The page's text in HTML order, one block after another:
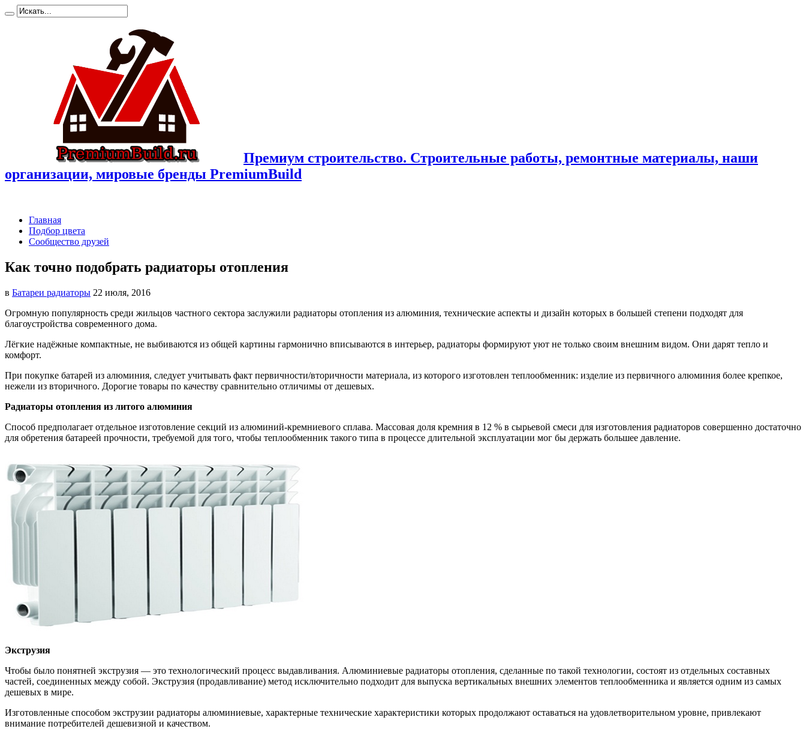
Премиум cтроительство. Cтроительные работы, ремонтные материалы, наши
организации, мировые бренды PremiumBuild
Главная
Подбор цвета
Сообщество друзей
Как точно подобрать радиаторы отопления
в Батареи радиаторы‎ 22 июля, 2016
Огромную популярность среди жильцов частного сектора заслужили радиаторы отопления из алюминия, технические аспекты и дизайн которых в большей степени подходят для
благоустройства современного дома.
Лёгкие надёжные компактные, не выбиваются из общей картины гармонично вписываются в интерьер, радиаторы формируют уют не только своим внешним видом. Они дарят тепло и
комфорт.
При покупке батарей из алюминия, следует учитывать факт первичности/вторичности материала, из которого изготовлен теплообменник: изделие из первичного алюминия более крепкое,
нежели из вторичного. Дорогие товары по качеству сравнительно отличимы от дешевых.
Радиаторы отопления из литого алюминия
Способ предполагает отдельное изготовление секций из алюминий-кремниевого сплава. Массовая доля кремния в 12 % в сырьевой смеси для изготовления радиаторов совершенно достаточно
для обретения батареей прочности, требуемой для того, чтобы теплообменник такого типа в процессе длительной эксплуатации мог бы держать большее давление.
Экструзия
Чтобы было понятней экструзия — это технологический процесс выдавливания. Алюминиевые радиаторы отопления, сделанные по такой технологии, состоят из отдельных составных
частей, соединенных между собой. Экструзия (продавливание) метод исключительно подходит для выпуска вертикальных внешних элементов теплообменника и является одним из самых
дешевых в мире.
Изготовленные способом экструзии радиаторы алюминиевые, характерные технические характеристики которых продолжают оставаться на удовлетворительном уровне, привлекают
внимание потребителей дешевизной и качеством.